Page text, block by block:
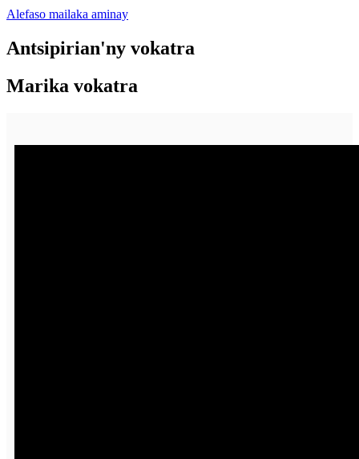
Alefaso mailaka aminay
Antsipirian'ny vokatra
Marika vokatra